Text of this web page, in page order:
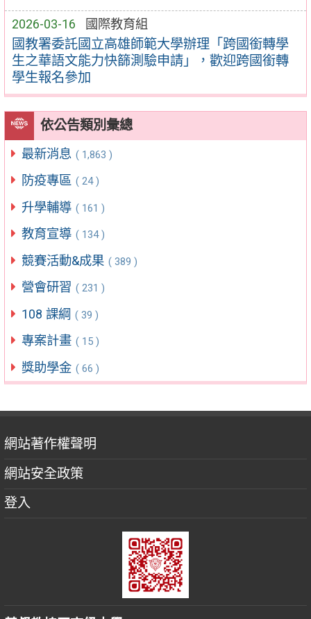
2026-03-16 國際教育組
國教署委託國立高雄師範大學辦理「跨國銜轉學
生之華語文能力快篩測驗申請」，歡迎跨國銜轉
學生報名參加
依公告類別彙總
最新消息 ( 1,863 )
防疫專區 ( 24 )
升學輔導 ( 161 )
教育宣導 ( 134 )
競賽活動&成果 ( 389 )
營會研習 ( 231 )
108 課綱 ( 39 )
專案計畫 ( 15 )
獎助學金 ( 66 )
網站著作權聲明
網站安全政策
登入